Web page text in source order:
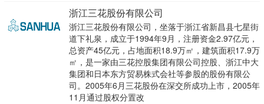
浙江三花股份有限公司
浙江三花股份有限公司，坐落于浙江省新昌县七星街
道下礼泉，成立于1994年9月，注册资金2.97亿元，
总资产45亿元，占地面积18.9万㎡，建筑面积17.9万
㎡，是一家由三花控股集团有限公司控股、浙江中大
集团和日本东方贸易株式会社等参股的股份有限公
司。2005年6月三花股份在深交所成功上市，2005年
11月通过股权分置改